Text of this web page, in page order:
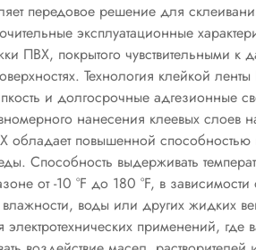
передовое решение для
эксплуатационные
ПВХ, покрытого
Технология клейкой
и долгосрочные адгезионные
нанесения клеевых слоев
повышенной способностью
Способность выдерживать
от -10 °F до 180 °F, в
воды или других жидких
применений, где